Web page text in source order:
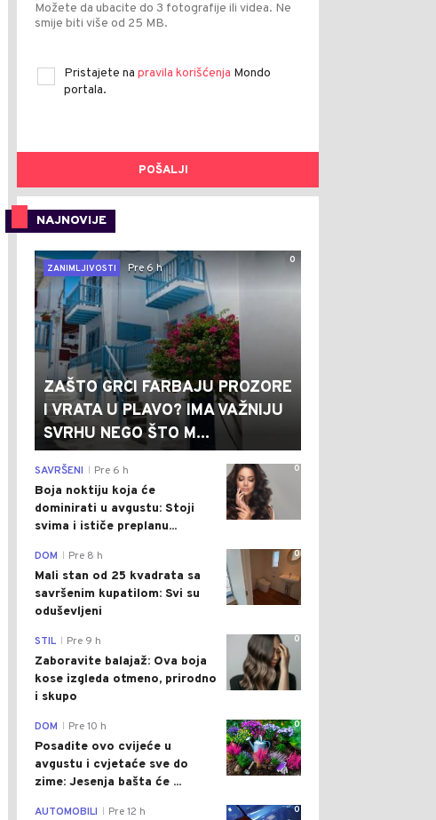
Možete da ubacite do 3 fotografije ili videa. Ne
smije biti više od 25 MB.
Pristajete na pravila korišćenja Mondo
portala.
POŠALJI
NAJNOVIJE
0
ZANIMLJIVOSTI
Pre 6 h
ZAŠTO GRCI FARBAJU PROZORE
I VRATA U PLAVO? IMA VAŽNIJU
SVRHU NEGO ŠTO M...
0
SAVRŠENI Pre 6 h
Boja noktiju koja će
dominirati u avgustu: Stoji
svima i ističe preplanu...
0
DOM Pre 8 h
Mali stan od 25 kvadrata sa
savršenim kupatilom: Svi su
oduševljeni
0
STIL Pre 9 h
Zaboravite balajaž: Ova boja
kose izgleda otmeno, prirodno
i skupo
0
DOM Pre 10 h
Posadite ovo cvijeće u
avgustu i cvjetaće sve do
zime: Jesenja bašta će ...
0
AUTOMOBILI Pre 12 h